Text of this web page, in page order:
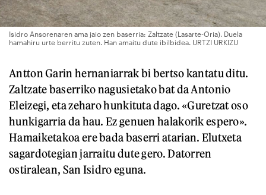
Isidro Ansorenaren ama jaio zen baserria: Zaltzate (Lasarte-Oria). Duela
hamahiru urte berritu zuten. Han amaitu dute ibilbidea. URTZI URKIZU
Antton Garin hernaniarrak bi bertso kantatu ditu.
Zaltzate baserriko nagusietako bat da Antonio
Eleizegi, eta zeharo hunkituta dago. «Guretzat oso
hunkigarria da hau. Ez genuen halakorik espero».
Hamaiketakoa ere bada baserri atarian. Elutxeta
sagardotegian jarraitu dute gero. Datorren
ostiralean, San Isidro eguna.